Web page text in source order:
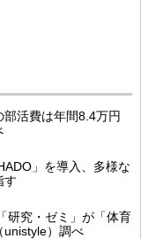
活費は年間8.4万円
」を導入、多様な
す
究・ゼミ」が「体育
unistyle）調べ